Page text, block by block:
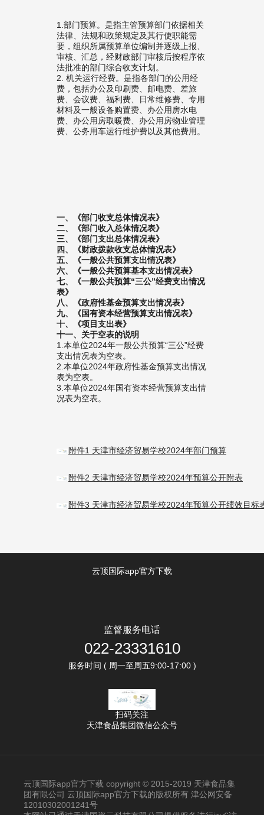
1.部门预算。是指主管预算部门依据相关
法律、法规和政策规定及其行使职能需
要，组织所属预算单位编制并逐级上报、
审核、汇总，经财政部门审核后按程序依
法批准的部门综合收支计划。
2. 机关运行经费。是指各部门的公用经
费，包括办公及印刷费、邮电费、差旅
费、会议费、福利费、日常维修费、专用
材料及一般设备购置费、办公用房水电
费、办公用房取暖费、办公用房物业管理
费、公务用车运行维护费以及其他费用。
一、《部门收支总体情况表》
二、《部门收入总体情况表》
三、《部门支出总体情况表》
四、《财政拨款收支总体情况表》
五、《一般公共预算支出情况表》
六、《一般公共预算基本支出情况表》
七、《一般公共预算“三公”经费支出情况
表》
八、《政府性基金预算支出情况表》
九、《国有资本经营预算支出情况表》
十、《项目支出表》
十一、关于空表的说明
1.本单位2024年一般公共预算“三公”经费
支出情况表为空表。
2.本单位2024年政府性基金预算支出情况
表为空表。
3.本单位2024年国有资本经营预算支出情
况表为空表。
附件1 天津市经济贸易学校2024年部门预算
附件2 天津市经济贸易学校2024年预算公开附表
附件3 天津市经济贸易学校2024年预算公开绩效目标
云顶国际app官方下载
监督服务电话
022-23331610
服务时间 ( 周一至周五9:00-17:00 )
扫码关注
天津食品集团微信公众号
云顶国际app官方下载 copyright © 2015-2019 天津食品集
团有限公司 云顶国际app官方下载的版权所有 津公网安备
12010302001241号